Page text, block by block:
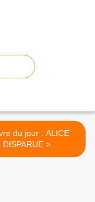
du jour : ALICE
DISPARUE >